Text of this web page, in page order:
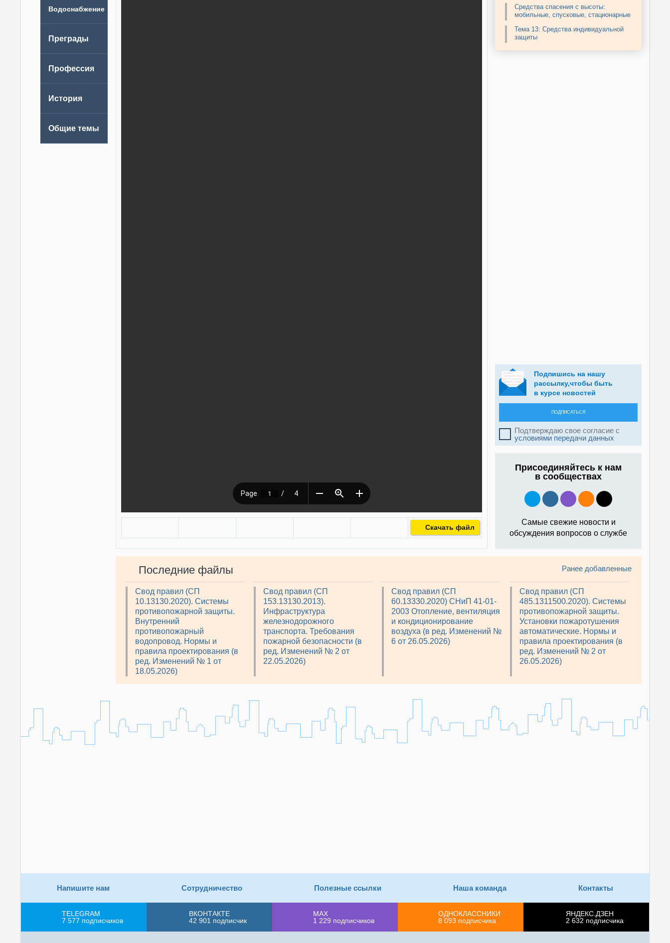
Скачать файл
Средства спасения с высоты:
мобильные, спусковые, стационарные
Тема 13: Средства индивидуальной
защиты
Подпишись на нашу
рассылку,чтобы быть
в курсе новостей
ПОДПИСАТЬСЯ
Подтверждаю свое согласие с
условиями передачи данных
Присоединяйтесь к нам
в сообществах
Самые свежие новости и
обсуждения вопросов о службе
Последние файлы
Свод правил (СП
10.13130.2020). Системы
противопожарной защиты.
Внутренний
противопожарный
водопровод. Нормы и
правила проектирования (в
ред. Изменений № 1 от
18.05.2026)
Свод правил (СП
153.13130.2013).
Инфраструктура
железнодорожного
транспорта. Требования
пожарной безопасности (в
ред. Изменений № 2 от
22.05.2026)
Свод правил (СП
60.13330.2020) СНиП 41-01-
2003 Отопление, вентиляция
и кондиционирование
воздуха (в ред. Изменений №
6 от 26.05.2026)
Свод правил (СП
485.1311500.2020). Системы
противопожарной защиты.
Установки пожаротушения
автоматические. Нормы и
правила проектирования (в
ред. Изменений № 2 от
26.05.2026)
Ранее добавленные
Напишите нам Сотрудничество Полезные ссылки Наша команда Контакты
TELEGRAM
7 577 подписчиков
ВКОНТАКТЕ
42 901 подписчик
MAX
1 229 подписчиков
ОДНОКЛАССНИКИ
8 093 подписчика
ЯНДЕКС.ДЗЕН
2 632 подписчика